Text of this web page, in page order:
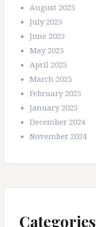
August 2025
July 2025
June 2025
May 2025
April 2025
March 2025
February 2025
January 2025
December 2024
November 2024
Categories